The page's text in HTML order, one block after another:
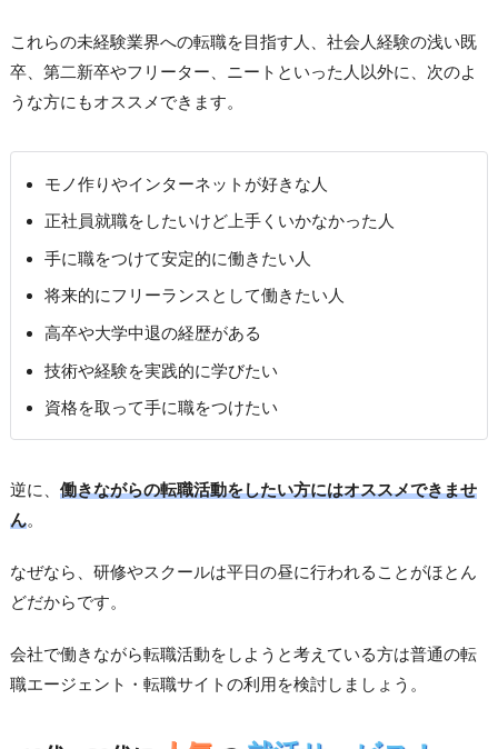
これらの未経験業界への転職を目指す人、社会人経験の浅い既
卒、第二新卒やフリーター、ニートといった人以外に、次のよ
うな方にもオススメできます。
モノ作りやインターネットが好きな人
正社員就職をしたいけど上手くいかなかった人
手に職をつけて安定的に働きたい人
将来的にフリーランスとして働きたい人
高卒や大学中退の経歴がある
技術や経験を実践的に学びたい
資格を取って手に職をつけたい
逆に、 働きながらの転職活動をしたい方にはオススメできませ
ん。
なぜなら、研修やスクールは平日の昼に行われることがほとん
どだからです。
会社で働きながら転職活動をしようと考えている方は普通の転
職エージェント・転職サイトの利用を検討しましょう。